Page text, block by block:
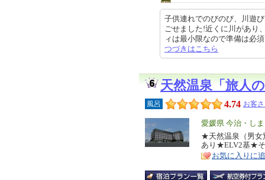
子供連れでのびのび、川遊
ごせました!近くに川があり
ィは最小限なので準備は必
つづきはこちら
天然温泉「旅人
風呂 4.74 お客
エ
リ
ア
愛媛県 今治・し
特
徴
★天然温泉（男女
あり★ELV2基★
お気に入りに